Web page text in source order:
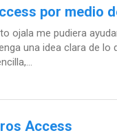
por medio
ojala me pudiera
una idea clara de
Access